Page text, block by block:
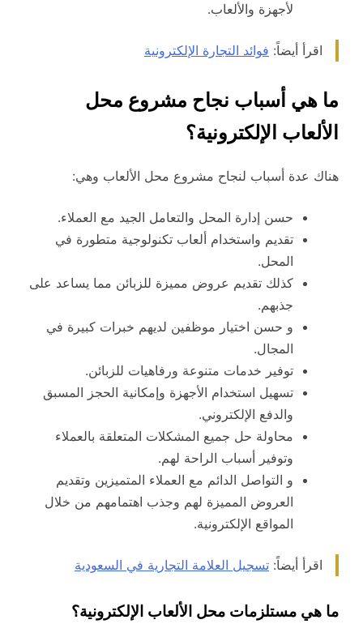
لأجهزة والألعاب.
اقرأ أيضاً: فوائد التجارة الإلكترونية
ما هي أسباب نجاح مشروع محل
الألعاب الإلكترونية؟
هناك عدة أسباب لنجاح مشروع محل الألعاب وهي:
حسن إدارة المحل والتعامل الجيد مع العملاء.
تقديم واستخدام ألعاب تكنولوجية متطورة في
المحل.
كذلك تقديم عروض مميزة للزبائن مما يساعد على
جذبهم.
و حسن اختيار موظفين لديهم خبرات كبيرة في
المجال.
توفير خدمات متنوعة ورفاهيات للزبائن.
تسهيل استخدام الأجهزة وإمكانية الحجز المسبق
والدفع الإلكتروني.
محاولة حل جميع المشكلات المتعلقة بالعملاء
وتوفير أسباب الراحة لهم.
و التواصل الدائم مع العملاء المتميزين وتقديم
العروض المميزة لهم وجذب اهتمامهم من خلال
المواقع الإلكترونية.
اقرأ أيضاً: تسجيل العلامة التجارية في السعودية
ما هي مستلزمات محل الألعاب الإلكترونية؟